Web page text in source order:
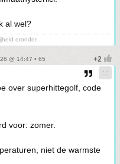
al wel?
eronder.
@ 14:47 • 65
over superhittegolf, code
voor: zomer.
niet de warmste